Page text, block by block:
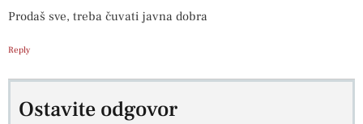
Prodaš sve, treba čuvati javna dobra
Reply
Ostavite odgovor